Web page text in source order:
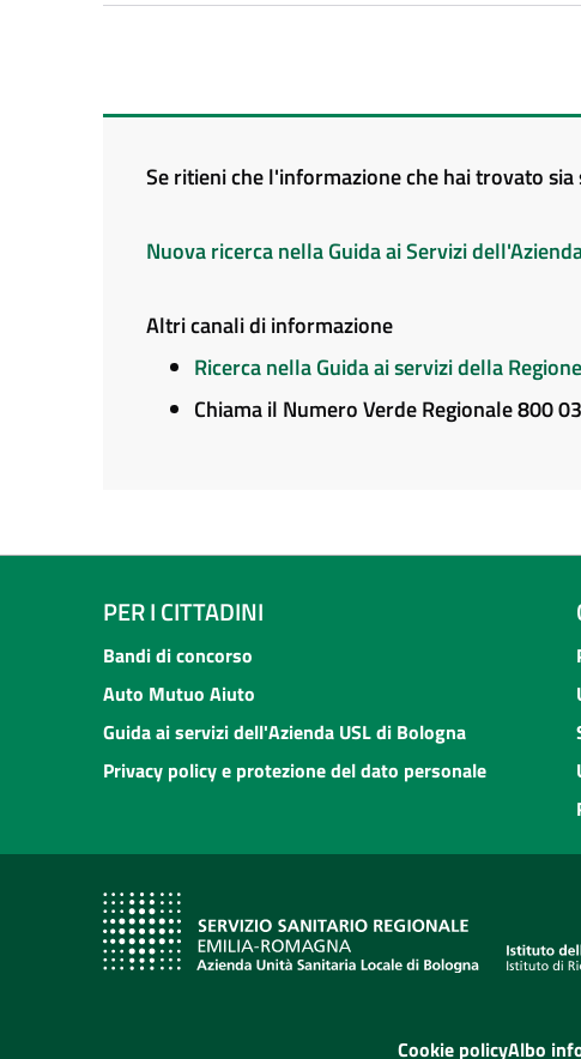
Se ritieni che l'informazione che hai trovato
Nuova ricerca nella Guida ai Servizi
Altri canali di informazione
Ricerca nella Guida ai servizi della
Chiama il Numero Verde Regionale 800
PER I CITTADINI
Bandi di concorso
Auto Mutuo Aiuto
Guida ai servizi dell'Azienda USL di Bologna
Privacy policy e protezione del dato personale
Cookie policyAlbo